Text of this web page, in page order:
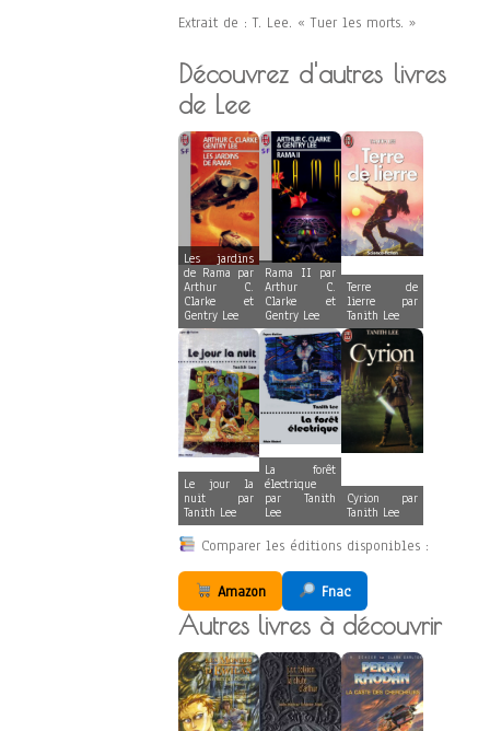
Extrait de : T. Lee. « Tuer les morts. »
Découvrez d'autres livres
de Lee
Les jardins
de Rama par
Arthur C.
Clarke et
Gentry Lee
Rama II par
Arthur C.
Clarke et
Gentry Lee
Terre de
lierre par
Tanith Lee
Le jour la
nuit par
Tanith Lee
La forêt
électrique
par Tanith
Lee
Cyrion par
Tanith Lee
Comparer les éditions disponibles :
Amazon Fnac
Autres livres à découvrir